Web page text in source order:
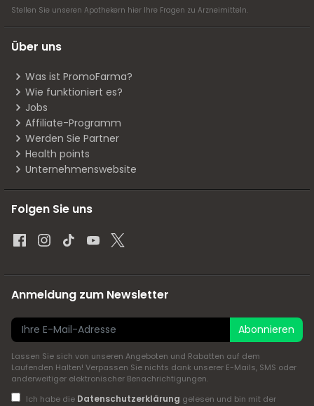
Stellen Sie unseren Apothekern hier Ihre Fragen zu Arzneimitteln.
Über uns
Was ist PromoFarma?
Wie funktioniert es?
Jobs
Affiliate-Programm
Werden Sie Partner
Health points
Unternehmenswebsite
Folgen Sie uns
Anmeldung zum Newsletter
Abonnieren
Lassen Sie sich von unseren Angeboten und Rabatten auf dem
Laufenden Halten! Verpassen Sie nichts dank unserer E-Mails, SMS oder
anderweitiger elektronischer Benachrichtigungen.
Ich habe die Datenschutzerklärung gelesen und bin mit der